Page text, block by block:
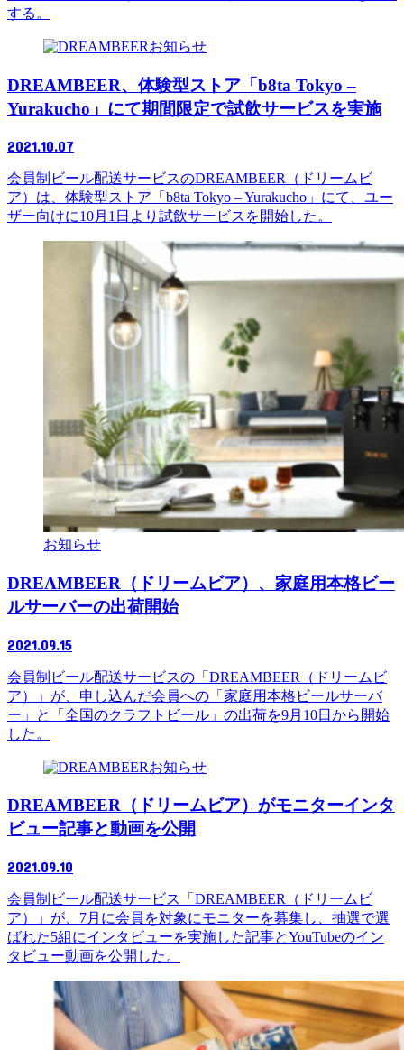
する。
お知らせ
DREAMBEER、体験型ストア「b8ta Tokyo –
Yurakucho」にて期間限定で試飲サービスを実施
2021.10.07
会員制ビール配送サービスのDREAMBEER（ドリームビ
ア）は、体験型ストア「b8ta Tokyo – Yurakucho」にて、ユー
ザー向けに10月1日より試飲サービスを開始した。
お知らせ
DREAMBEER（ドリームビア）、家庭用本格ビー
ルサーバーの出荷開始
2021.09.15
会員制ビール配送サービスの「DREAMBEER（ドリームビ
ア）」が、申し込んだ会員への「家庭用本格ビールサーバ
ー」と「全国のクラフトビール」の出荷を9月10日から開始
した。
お知らせ
DREAMBEER（ドリームビア）がモニターインタ
ビュー記事と動画を公開
2021.09.10
会員制ビール配送サービス「DREAMBEER（ドリームビ
ア）」が、7月に会員を対象にモニターを募集し、抽選で選
ばれた5組にインタビューを実施した記事とYouTubeのイン
タビュー動画を公開した。